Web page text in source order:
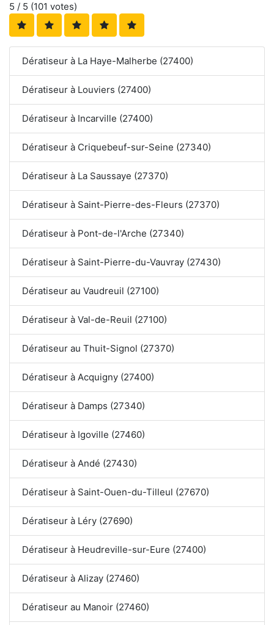
5 / 5 (101 votes)
Dératiseur à La Haye-Malherbe (27400)
Dératiseur à Louviers (27400)
Dératiseur à Incarville (27400)
Dératiseur à Criquebeuf-sur-Seine (27340)
Dératiseur à La Saussaye (27370)
Dératiseur à Saint-Pierre-des-Fleurs (27370)
Dératiseur à Pont-de-l'Arche (27340)
Dératiseur à Saint-Pierre-du-Vauvray (27430)
Dératiseur au Vaudreuil (27100)
Dératiseur à Val-de-Reuil (27100)
Dératiseur au Thuit-Signol (27370)
Dératiseur à Acquigny (27400)
Dératiseur à Damps (27340)
Dératiseur à Igoville (27460)
Dératiseur à Andé (27430)
Dératiseur à Saint-Ouen-du-Tilleul (27670)
Dératiseur à Léry (27690)
Dératiseur à Heudreville-sur-Eure (27400)
Dératiseur à Alizay (27460)
Dératiseur au Manoir (27460)